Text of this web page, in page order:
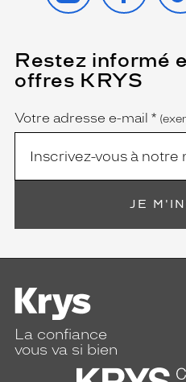
Restez informé
offres KRYS
Name
Votre adresse e-mail *
(Ce
champ
est
obligatoire)
JE
La confiance
vous va si bien